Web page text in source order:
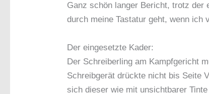
Ganz schön langer Bericht, trotz der
durch meine Tastatur geht, wenn ich
Der eingesetzte Kader:
Der Schreiberling am Kampfgericht
Schreibgerät drückte nicht bis Seite
sich dieser wie mit unsichtbarer